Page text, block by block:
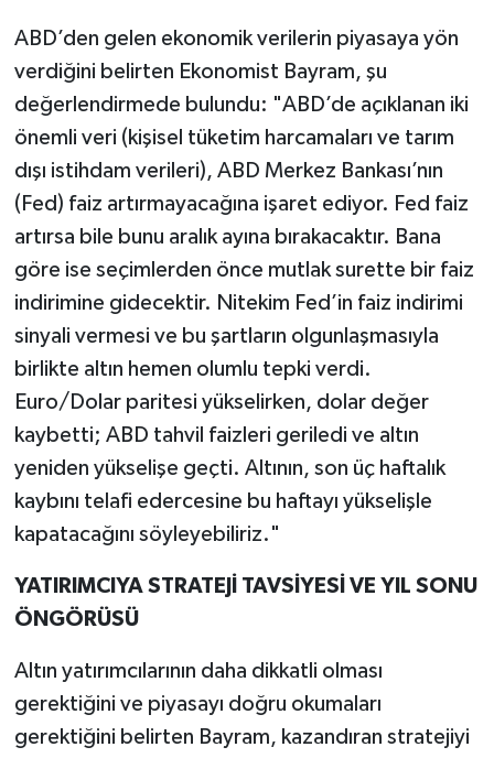
ABD’den gelen ekonomik verilerin piyasaya yön
verdiğini belirten Ekonomist Bayram, şu
değerlendirmede bulundu: "ABD’de açıklanan iki
önemli veri (kişisel tüketim harcamaları ve tarım
dışı istihdam verileri), ABD Merkez Bankası’nın
(Fed) faiz artırmayacağına işaret ediyor. Fed faiz
artırsa bile bunu aralık ayına bırakacaktır. Bana
göre ise seçimlerden önce mutlak surette bir faiz
indirimine gidecektir. Nitekim Fed’in faiz indirimi
sinyali vermesi ve bu şartların olgunlaşmasıyla
birlikte altın hemen olumlu tepki verdi.
Euro/Dolar paritesi yükselirken, dolar değer
kaybetti; ABD tahvil faizleri geriledi ve altın
yeniden yükselişe geçti. Altının, son üç haftalık
kaybını telafi edercesine bu haftayı yükselişle
kapatacağını söyleyebiliriz."
YATIRIMCIYA STRATEJİ TAVSİYESİ VE YIL SONU
ÖNGÖRÜSÜ
Altın yatırımcılarının daha dikkatli olması
gerektiğini ve piyasayı doğru okumaları
gerektiğini belirten Bayram, kazandıran stratejiyi